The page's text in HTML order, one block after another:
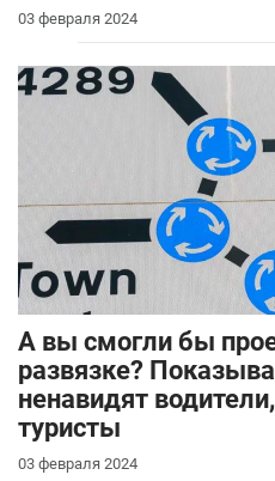
03 февраля 2024
А вы смогли бы
развязке?
ненавидят
туристы
03 февраля 2024